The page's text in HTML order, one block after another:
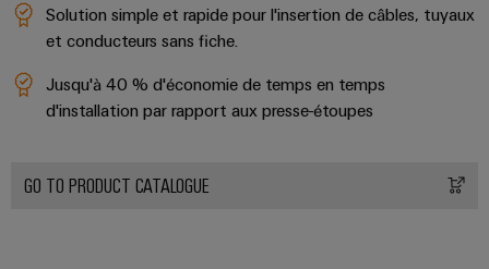
Solution simple et rapide pour l'insertion de câbles, tuyaux
et conducteurs sans fiche.
Jusqu'à 40 % d'économie de temps en temps
d'installation par rapport aux presse-étoupes
GO TO PRODUCT CATALOGUE